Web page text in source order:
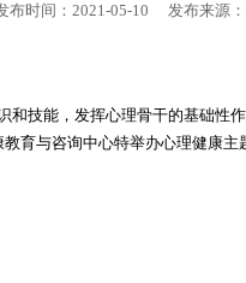
布时间：2021-05-10 发布来源：
和技能，发挥心理骨干的基础性
育与咨询中心特举办心理健康